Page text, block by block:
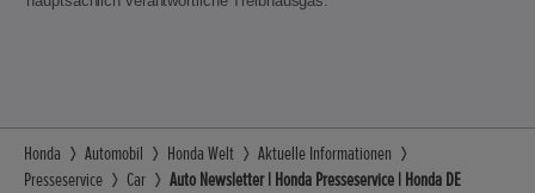
Honda Automobil Honda Welt
Aktuelle Informationen
Presseservice
Car Auto Newsletter | Honda Presseservice | Honda DE